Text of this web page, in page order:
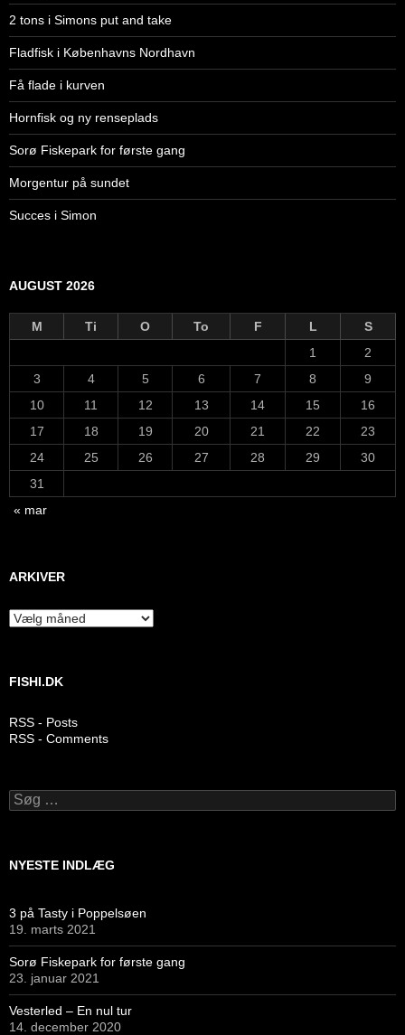
2 tons i Simons put and take
Fladfisk i Københavns Nordhavn
Få flade i kurven
Hornfisk og ny renseplads
Sorø Fiskepark for første gang
Morgentur på sundet
Succes i Simon
AUGUST 2026
M Ti O To F L
S
1
2
3
4 5 6 7 8
9
10
11 12 13 14 15
16
17
18 19 20 21 22
23
24
25 26 27 28 29
30
31
« mar
ARKIVER
Arkiver
FISHI.DK
RSS - Posts
RSS - Comments
Søg
efter:
NYESTE INDLÆG
3 på Tasty i Poppelsøen
19. marts 2021
Sorø Fiskepark for første gang
23. januar 2021
Vesterled – En nul tur
14. december 2020